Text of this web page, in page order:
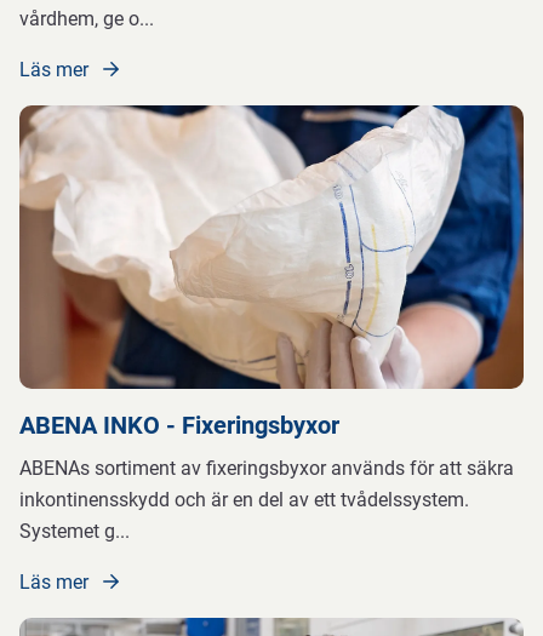
vårdhem, ge o...
Läs mer
ABENA INKO - Fixeringsbyxor
ABENAs sortiment av fixeringsbyxor används för att säkra
inkontinensskydd och är en del av ett tvådelssystem.
Systemet g...
Läs mer